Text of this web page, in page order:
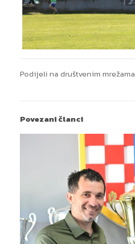
Podijeli na društvenim mrežama
Povezani članci